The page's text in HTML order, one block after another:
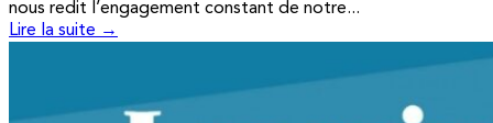
nous redit l’engagement constant de notre...
Lire la suite →